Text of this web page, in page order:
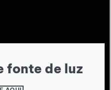
fonte de luz